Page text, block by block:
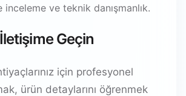
inceleme ve teknik danışmanlık.
Geçin
için profesyonel
ürün detaylarını öğrenmek